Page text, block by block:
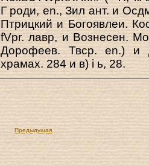
Г роди, en., Зил ант. и
Птрицкий и Богоявлеи.
fVpr. лавр, и Вознесен.
Дорофеев. Твср. en.) и
храмах. 284 и в) i ь, 28.
Предыдущая